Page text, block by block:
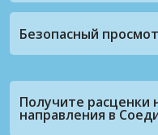
Безопасный
Получите расценки
направления в